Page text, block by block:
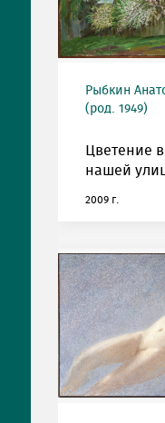
Рыбкин
(род. 1949)
Цветение
нашей
2009 г.